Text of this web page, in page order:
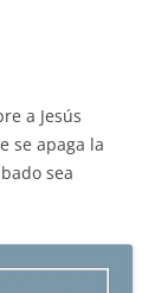
a Jesús
se apaga la
sea